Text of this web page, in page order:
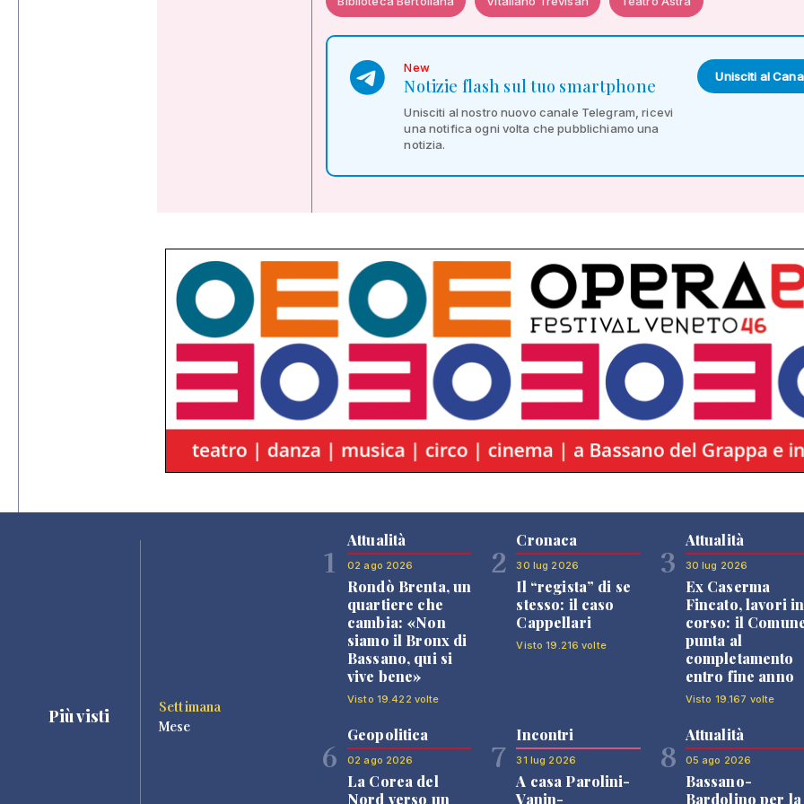
New
Notizie flash sul tuo smartphone
Unisciti al nostro nuovo canale Telegram, ricevi
una notifica ogni volta che pubblichiamo una
notizia.
Unisciti al
Più visti
Settimana
Mese
1
Attualità
02 ago 2026
Rondò Brenta, un
quartiere che
cambia: «Non
siamo il Bronx di
Bassano, qui si
vive bene»
Visto 19.422 volte
2
Cronaca
30 lug 2026
Il “regista” di se
stesso: il caso
Cappellari
Visto 19.216 volte
3
Attualità
30 lug 2026
Ex Caserma
Fincato, lavori in
corso: il
punta al
completamento
entro fine anno
Visto 19.167 volte
6
Geopolitica
02 ago 2026
La Corea del
Nord verso un
7
Incontri
31 lug 2026
A casa Parolini-
Vanin-
8
Attualità
05 ago 2026
Bassano-
Bardolino per la